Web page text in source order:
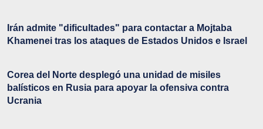
Irán admite "dificultades" para contactar a Mojtaba
Khamenei tras los ataques de Estados Unidos e Israel
Corea del Norte desplegó una unidad de misiles
balísticos en Rusia para apoyar la ofensiva contra
Ucrania